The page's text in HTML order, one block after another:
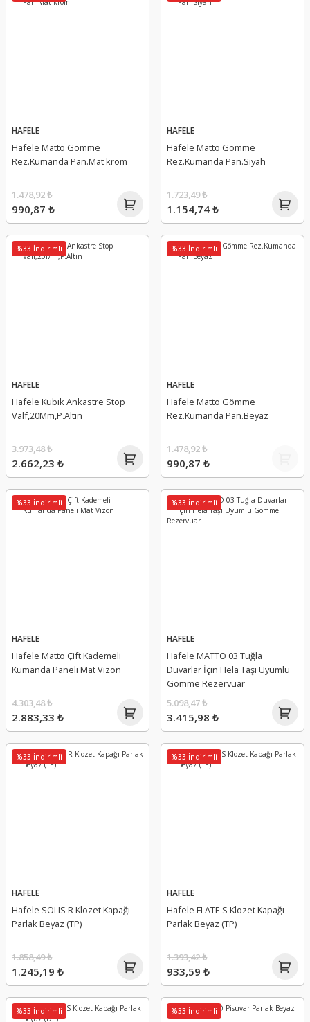
HAFELE
Hafele Matto Gömme
Rez.Kumanda Pan.Mat krom
990,87 ₺
1.478,92 ₺
HAFELE
Hafele Matto Gömme
Rez.Kumanda Pan.Siyah
1.154,74 ₺
1.723,49 ₺
%33 İndirimli
HAFELE
Hafele Kubık Ankastre Stop
Valf,20Mm,P.Altın
2.662,23 ₺
3.973,48 ₺
%33 İndirimli
HAFELE
Hafele Matto Gömme
Rez.Kumanda Pan.Beyaz
990,87 ₺
1.478,92 ₺
%33 İndirimli
HAFELE
Hafele Matto Çift Kademeli
Kumanda Paneli Mat Vizon
2.883,33 ₺
4.303,48 ₺
%33 İndirimli
HAFELE
Hafele MATTO 03 Tuğla
Duvarlar İçin Hela Taşı Uyumlu
Gömme Rezervuar
3.415,98 ₺
5.098,47 ₺
%33 İndirimli
HAFELE
Hafele SOLIS R Klozet Kapağı
Parlak Beyaz (TP)
1.245,19 ₺
1.858,49 ₺
%33 İndirimli
HAFELE
Hafele FLATE S Klozet Kapağı
Parlak Beyaz (TP)
933,59 ₺
1.393,42 ₺
%33 İndirimli %33 İndirimli